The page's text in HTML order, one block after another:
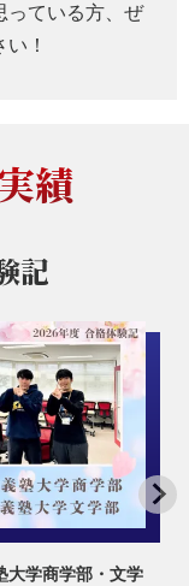
っている方、ぜ
！
績
記
大学商学部・文学